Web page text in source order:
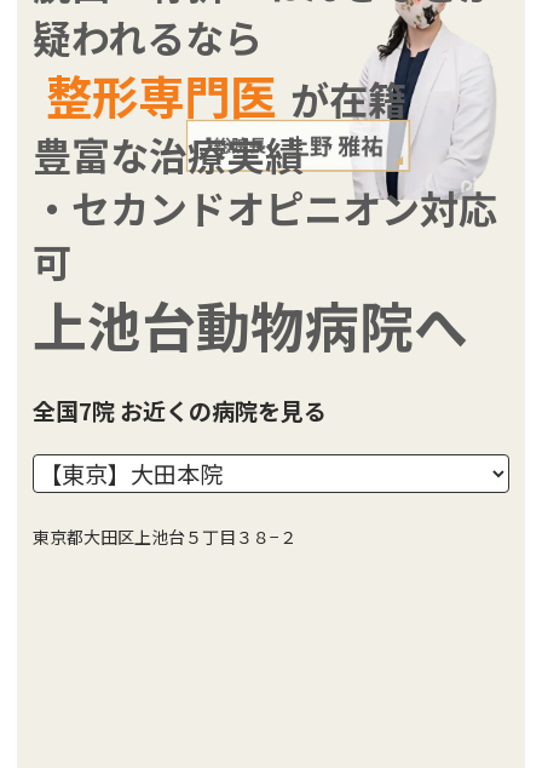
疑われるなら
整形専門医 が在籍
豊富な治療実績
・セカンドオピニオン対応
可
上池台動物病院へ
全国7院 お近くの病院を見る
東京都大田区上池台５丁目３８−２